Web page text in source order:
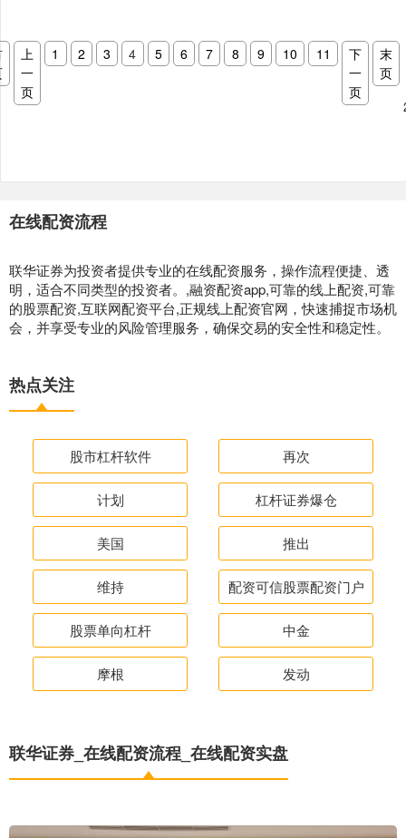
上
一
页
1 2 3 4 5 6 7 8 9 10 11
下
一
页
末
页
在线配资流程
联华证券为投资者提供专业的在线配资服务，操作流程便捷、透
明，适合不同类型的投资者。,融资配资app,可靠的线上配资,可靠
的股票配资,互联网配资平台,正规线上配资官网，快速捕捉市场机
会，并享受专业的风险管理服务，确保交易的安全性和稳定性。
热点关注
股市杠杆软件 再次
计划 杠杆证券爆仓
美国 推出
维持 配资可信股票配资门户
股票单向杠杆 中金
摩根 发动
联华证券_在线配资流程_在线配资实盘